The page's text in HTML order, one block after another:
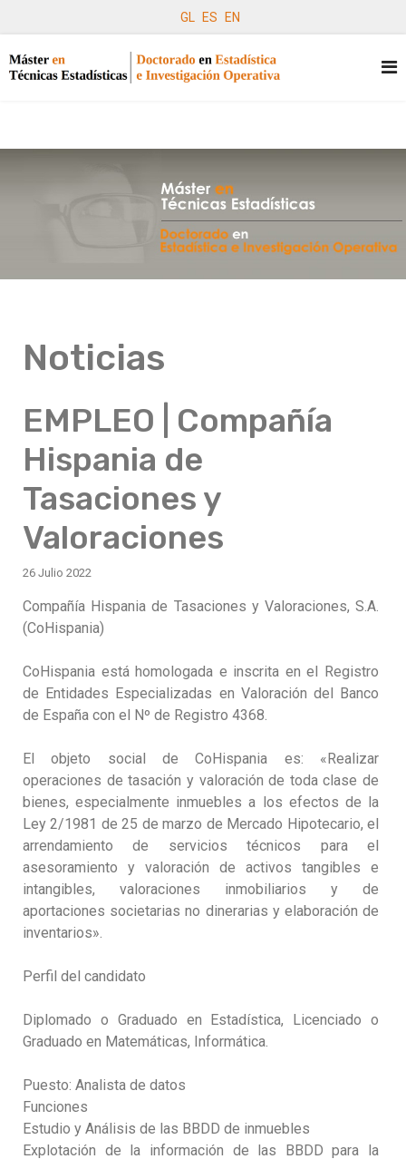
GL ES EN
Noticias
EMPLEO | Compañía
Hispania de
Tasaciones y
Valoraciones
26 Julio 2022
Compañía Hispania de Tasaciones y Valoraciones, S.A.
(CoHispania)
CoHispania está homologada e inscrita en el Registro
de Entidades Especializadas en Valoración del Banco
de España con el Nº de Registro 4368.
El objeto social de CoHispania es: «Realizar
operaciones de tasación y valoración de toda clase de
bienes, especialmente inmuebles a los efectos de la
Ley 2/1981 de 25 de marzo de Mercado Hipotecario, el
arrendamiento de servicios técnicos para el
asesoramiento y valoración de activos tangibles e
intangibles, valoraciones inmobiliarios y de
aportaciones societarias no dinerarias y elaboración de
inventarios».
Perfil del candidato
Diplomado o Graduado en Estadística, Licenciado o
Graduado en Matemáticas, Informática.
Puesto: Analista de datos
Funciones
Estudio y Análisis de las BBDD de inmuebles
Explotación de la información de las BBDD para la